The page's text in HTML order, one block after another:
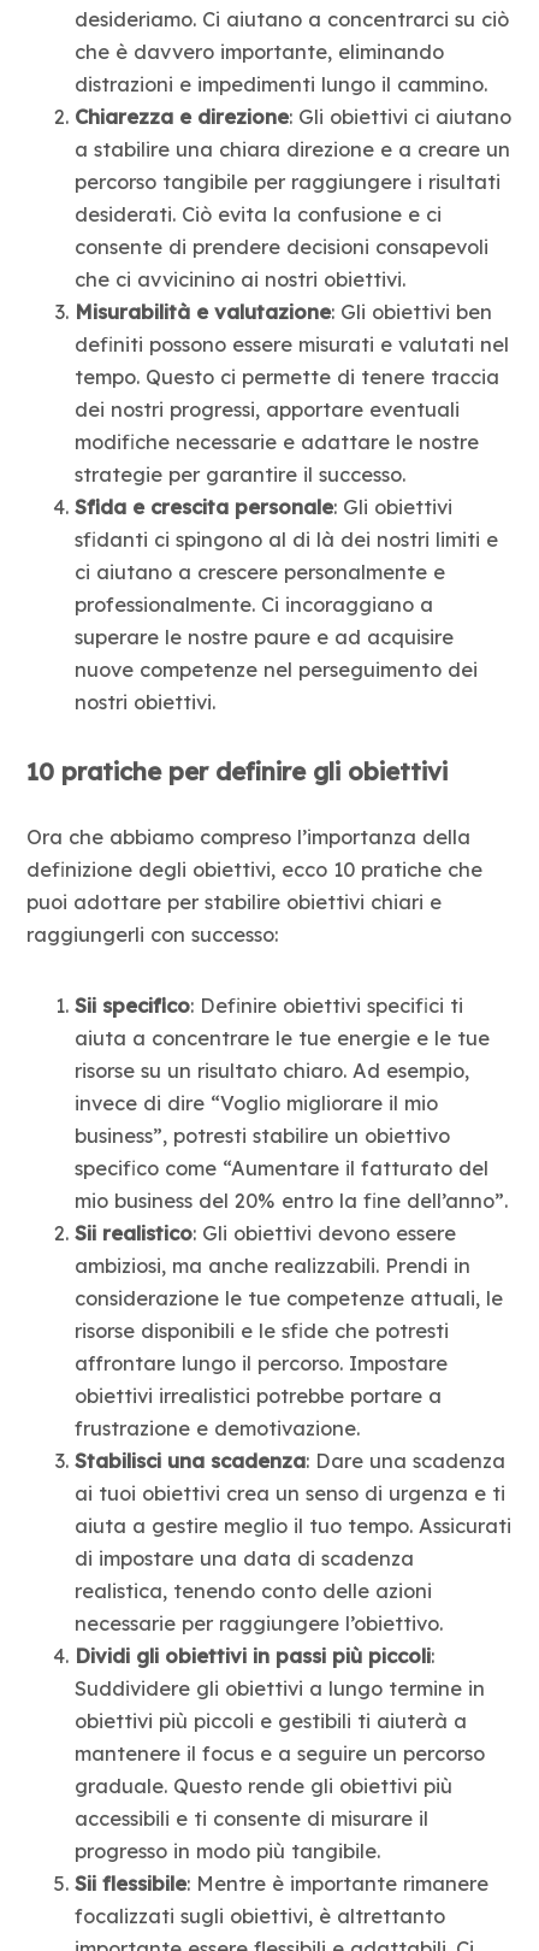
desideriamo. Ci aiutano a concentrarci su ciò
che è davvero importante, eliminando
distrazioni e impedimenti lungo il cammino.
Chiarezza e direzione: Gli obiettivi ci aiutano
a stabilire una chiara direzione e a creare un
percorso tangibile per raggiungere i risultati
desiderati. Ciò evita la confusione e ci
consente di prendere decisioni consapevoli
che ci avvicinino ai nostri obiettivi.
Misurabilità e valutazione: Gli obiettivi ben
definiti possono essere misurati e valutati nel
tempo. Questo ci permette di tenere traccia
dei nostri progressi, apportare eventuali
modifiche necessarie e adattare le nostre
strategie per garantire il successo.
Sfida e crescita personale: Gli obiettivi
sfidanti ci spingono al di là dei nostri limiti e
ci aiutano a crescere personalmente e
professionalmente. Ci incoraggiano a
superare le nostre paure e ad acquisire
nuove competenze nel perseguimento dei
nostri obiettivi.
10 pratiche per definire gli obiettivi
Ora che abbiamo compreso l’importanza della
definizione degli obiettivi, ecco 10 pratiche che
puoi adottare per stabilire obiettivi chiari e
raggiungerli con successo:
Sii specifico: Definire obiettivi specifici ti
aiuta a concentrare le tue energie e le tue
risorse su un risultato chiaro. Ad esempio,
invece di dire “Voglio migliorare il mio
business”, potresti stabilire un obiettivo
specifico come “Aumentare il fatturato del
mio business del 20% entro la fine dell’anno”.
Sii realistico: Gli obiettivi devono essere
ambiziosi, ma anche realizzabili. Prendi in
considerazione le tue competenze attuali, le
risorse disponibili e le sfide che potresti
affrontare lungo il percorso. Impostare
obiettivi irrealistici potrebbe portare a
frustrazione e demotivazione.
Stabilisci una scadenza: Dare una scadenza
ai tuoi obiettivi crea un senso di urgenza e ti
aiuta a gestire meglio il tuo tempo. Assicurati
di impostare una data di scadenza
realistica, tenendo conto delle azioni
necessarie per raggiungere l’obiettivo.
Dividi gli obiettivi in passi più piccoli:
Suddividere gli obiettivi a lungo termine in
obiettivi più piccoli e gestibili ti aiuterà a
mantenere il focus e a seguire un percorso
graduale. Questo rende gli obiettivi più
accessibili e ti consente di misurare il
progresso in modo più tangibile.
Sii flessibile: Mentre è importante rimanere
focalizzati sugli obiettivi, è altrettanto